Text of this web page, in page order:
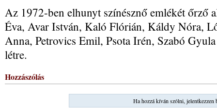
Az 1972-ben elhunyt színésznő emlékét őrző
Éva, Avar István, Kaló Flórián, Káldy Nóra,
Anna, Petrovics Emil, Psota Irén, Szabó
létre.
Hozzászólás
Ha hozzá kíván szólni, jelentkezzen